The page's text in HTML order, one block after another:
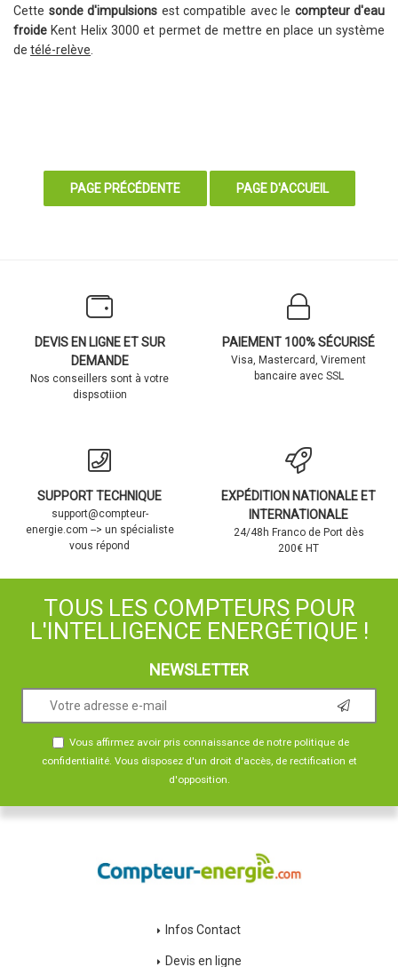
Cette sonde d'impulsions est compatible avec le compteur d'eau
froide Kent Helix 3000 et permet de mettre en place un système
de télé-relève
DEVIS EN LIGNE ET SUR
DEMANDE
Nos conseillers sont à votre
dispsotiion
PAIEMENT 100% SÉCURISÉ
Visa, Mastercard, Virement
bancaire avec SSL
SUPPORT TECHNIQUE
support@compteur-
energie.com --> un spécialiste
vous répond
EXPÉDITION NATIONALE ET
INTERNATIONALE
24/48h Franco de Port dès
200€ HT
TOUS LES COMPTEURS POUR
L'INTELLIGENCE ENERGÉTIQUE !
NEWSLETTER
Vous affirmez avoir pris connaissance de notre politique de
confidentialité. Vous disposez d'un droit d'accès, de rectification et
d'opposition.
Infos Contact
Devis en ligne